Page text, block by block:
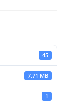
45
7.71 MB
1